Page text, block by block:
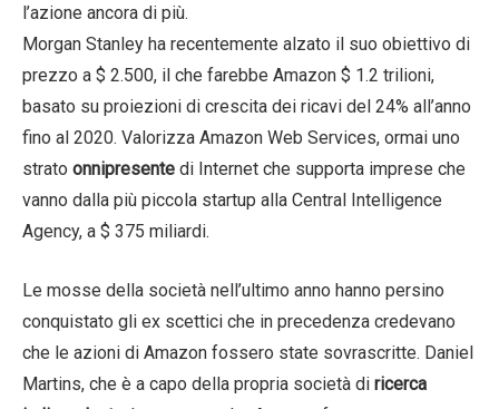
l’azione ancora di più.
Morgan Stanley ha recentemente alzato il suo obiettivo di
prezzo a $ 2.500, il che farebbe Amazon $ 1.2 trilioni,
basato su proiezioni di crescita dei ricavi del 24% all’anno
fino al 2020. Valorizza Amazon Web Services, ormai uno
strato onnipresente di Internet che supporta imprese che
vanno dalla più piccola startup alla Central Intelligence
Agency, a $ 375 miliardi.
Le mosse della società nell’ultimo anno hanno persino
conquistato gli ex scettici che in precedenza credevano
che le azioni di Amazon fossero state sovrascritte. Daniel
Martins, che è a capo della propria società di ricerca